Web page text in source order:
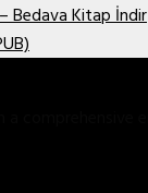
Bedava Kitap İndir